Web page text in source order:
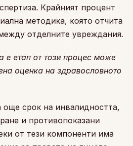
Крайният процент
методика, която отчита
отделните увреждания.
е етап от този процес може
оценка на здравословното
срок на инвалидността,
и противопоказани
от тези компоненти има